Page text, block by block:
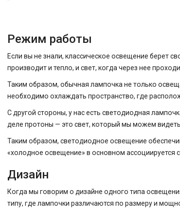
Режим работы
Если вы не знали, классическое освещение берет
производит и тепло, и свет, когда через нее
Таким образом, обычная лампочка не только
необходимо охлаждать пространство, где
С другой стороны, у нас есть светодиодная
деле протоны — это свет, который мы можем
Таким образом, светодиодное освещение
«холодное освещение» в основном ассоциируется
Дизайн
Когда мы говорим о дизайне одного типа
типу, где лампочки различаются по размеру и